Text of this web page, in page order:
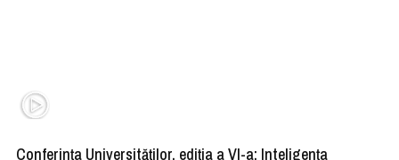
Conferința Universităților, ediția a VI-a: Inteligența